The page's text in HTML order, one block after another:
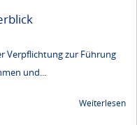
Verpflichtung zur Führung
und...
Weiterlesen